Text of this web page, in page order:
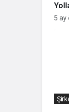
5 ay